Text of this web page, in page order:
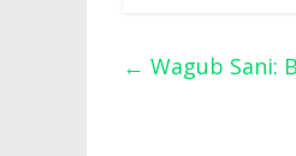
← Wagub Sani: